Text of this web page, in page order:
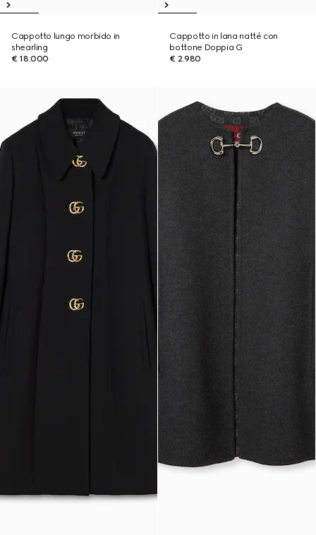
Cappotto lungo morbido in
shearling
€ 18.000
Cappotto in lana natté con
bottone Doppia G
€ 2.980